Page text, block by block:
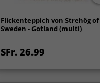
Flickenteppich von Strehög of
Sweden - Gotland (multi)
SFr. 26.99